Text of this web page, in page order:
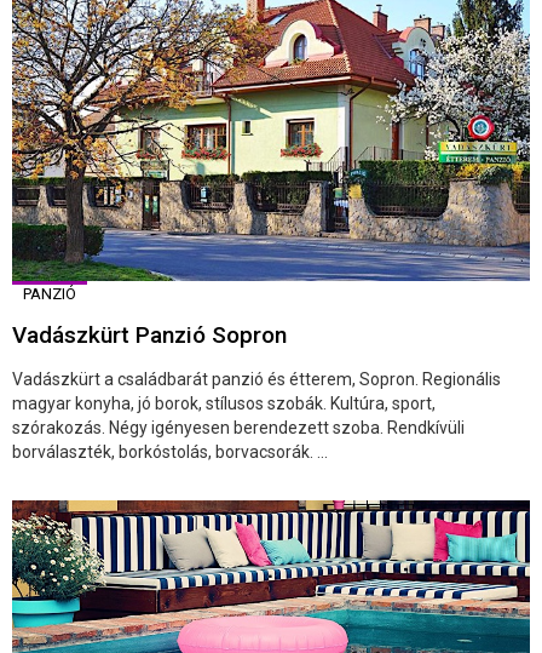
PANZIÓ
Vadászkürt Panzió Sopron
Vadászkürt a családbarát panzió és étterem, Sopron. Regionális
magyar konyha, jó borok, stílusos szobák. Kultúra, sport,
szórakozás. Négy igényesen berendezett szoba. Rendkívüli
borválaszték, borkóstolás, borvacsorák. ...